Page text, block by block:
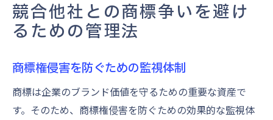
競合他社との商標争いを避け
るための管理法
商標権侵害を防ぐための監視体制
商標は企業のブランド価値を守るための重要な資産で
す。そのため、商標権侵害を防ぐための効果的な監視体